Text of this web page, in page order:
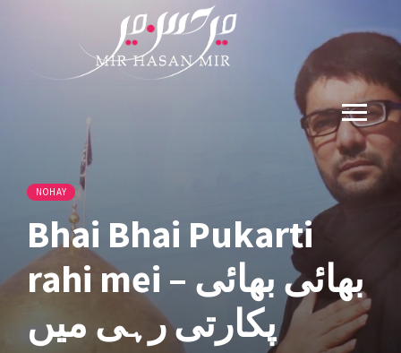
NOHAY
Bhai Bhai Pukarti
rahi mei – بھائی بھائی
پکارتی رہی میں